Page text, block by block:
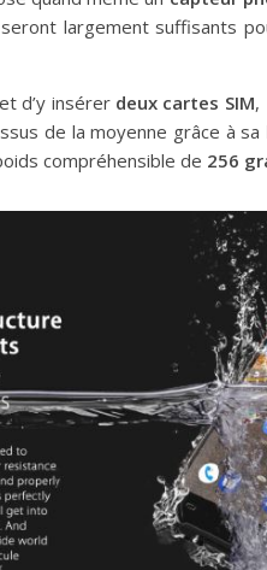
largement suffisants
d’y insérer deux cartes SIM,
de la moyenne grâce à sa
compréhensible de 256